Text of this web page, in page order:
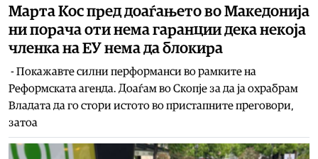
Maрта Кос пред доаѓањето во Македонија
ни порача оти нема гаранции дека некоја
членка на ЕУ нема да блокира
- Покажавте силни перформанси во рамките на
Реформската агенда. Доаѓам во Скопјe за да ја охрабрам
Владата да го стори истото во пристапните преговори,
затоа